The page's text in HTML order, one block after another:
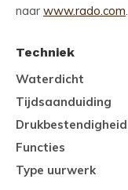
naar www.rado.com.
Techniek
Waterdicht
Tijdsaanduiding
Drukbestendigheid
Functies
Type uurwerk